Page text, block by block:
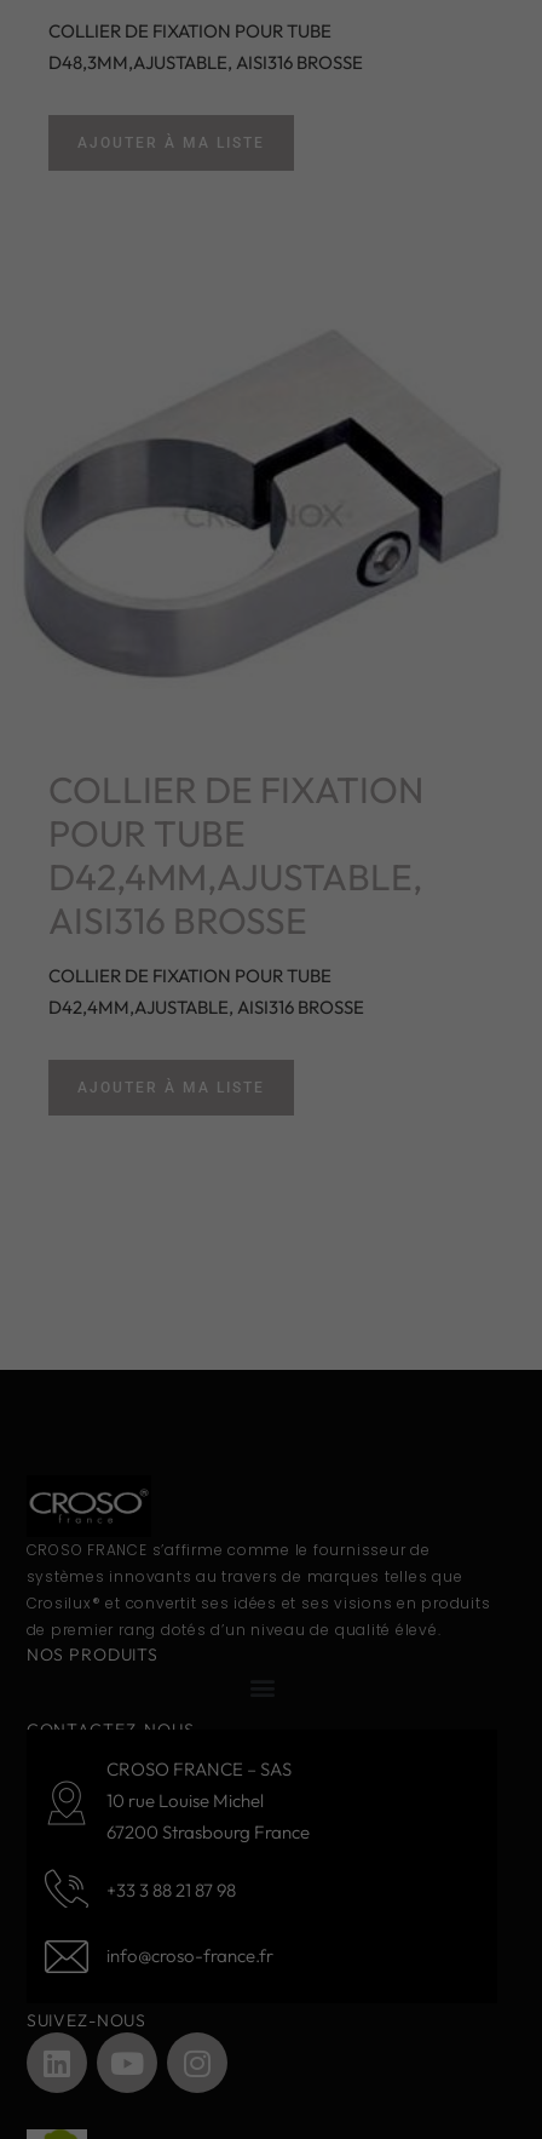
COLLIER DE FIXATION POUR TUBE
D48,3MM,AJUSTABLE, AISI316 BROSSE
AJOUTER À MA LISTE
COLLIER DE FIXATION
POUR TUBE
D42,4MM,AJUSTABLE,
AISI316 BROSSE
COLLIER DE FIXATION POUR TUBE
D42,4MM,AJUSTABLE, AISI316 BROSSE
AJOUTER À MA LISTE
CROSO FRANCE s’affirme comme le fournisseur de
systèmes innovants au travers de marques telles que
Crosilux® et convertit ses idées et ses visions en produits
de premier rang dotés d’un niveau de qualité élevé.
NOS PRODUITS
CONTACTEZ-NOUS
CROSO FRANCE – SAS
10 rue Louise Michel
67200 Strasbourg France
+33 3 88 21 87 98
info@croso-france.fr
SUIVEZ-NOUS